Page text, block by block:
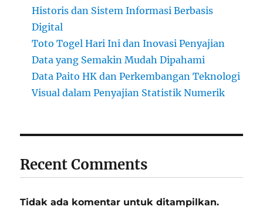
Historis dan Sistem Informasi Berbasis
Digital
Toto Togel Hari Ini dan Inovasi Penyajian
Data yang Semakin Mudah Dipahami
Data Paito HK dan Perkembangan Teknologi
Visual dalam Penyajian Statistik Numerik
Recent Comments
Tidak ada komentar untuk ditampilkan.